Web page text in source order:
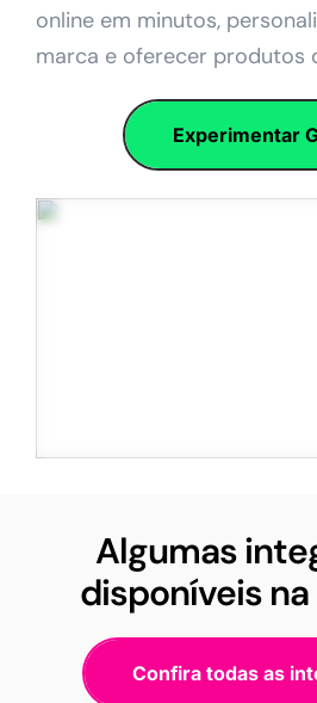
online em minutos,
marca e oferecer produtos
Experimentar
Algumas
disponíveis
Confira todas as